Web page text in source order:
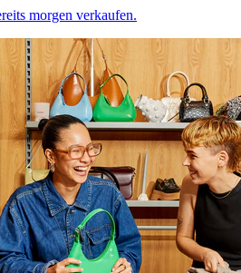
morgen verkaufen.